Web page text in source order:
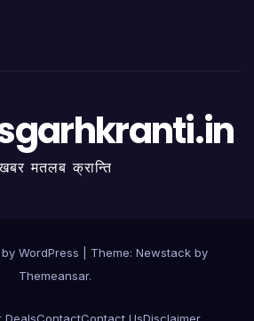
मतलब क्रान्ति
WordPress Theme: Newstackby
Themeansar.